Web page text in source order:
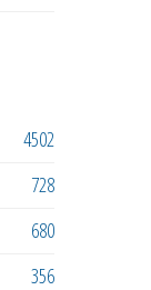
4502
728
680
356